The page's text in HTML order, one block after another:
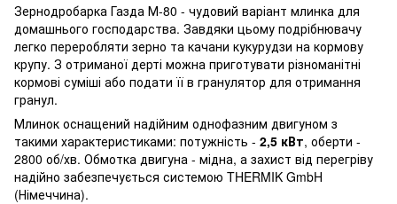
Зернодробарка Газда М-80 - чудовий варіант млинка для
домашнього господарства. Завдяки цьому подрібнювачу
легко переробляти зерно та качани кукурудзи на кормову
крупу. З отриманої дерті можна приготувати різноманітні
кормові суміші або подати її в гранулятор для отримання
гранул.
Млинок оснащений надійним однофазним двигуном з
такими характеристиками: потужність - 2,5 кВт, оберти -
2800 об/хв. Обмотка двигуна - мідна, а захист від перегріву
надійно забезпечується системою THERMIK GmbH
(Німеччина).